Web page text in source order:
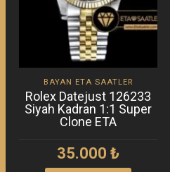
BAYAN ETA SAATLER
Rolex Datejust 126233
Siyah Kadran 1:1 Super
Clone ETA
35.000 ₺